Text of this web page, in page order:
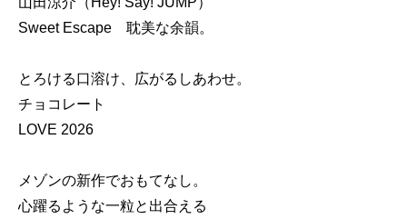
Sweet Escape 耽美な余韻。
とろける口溶け、広がるしあわせ。
チョコレート
LOVE 2026
メゾンの新作でおもてなし。
心躍るような一粒と出合える